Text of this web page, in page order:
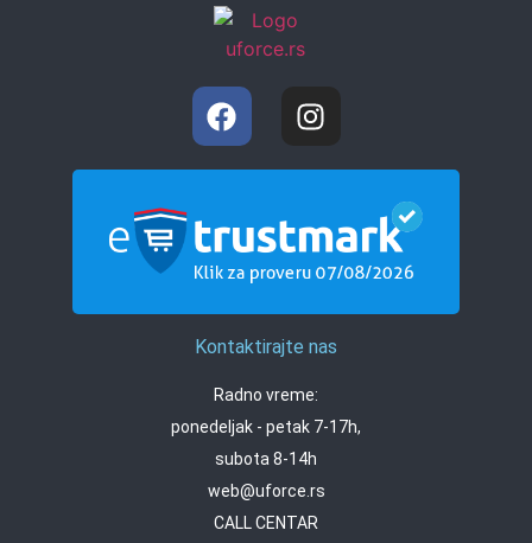
Kontaktirajte nas
Radno vreme:
ponedeljak - petak 7-17h,
subota 8-14h
web@uforce.rs
CALL CENTAR